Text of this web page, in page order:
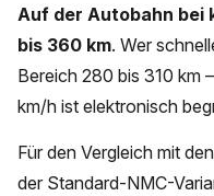
Auf der Autobahn bei
bis 360 km. Wer
Bereich 280 bis 310 km
km/h ist elektronisch
Für den Vergleich mit
der Standard-NMC-